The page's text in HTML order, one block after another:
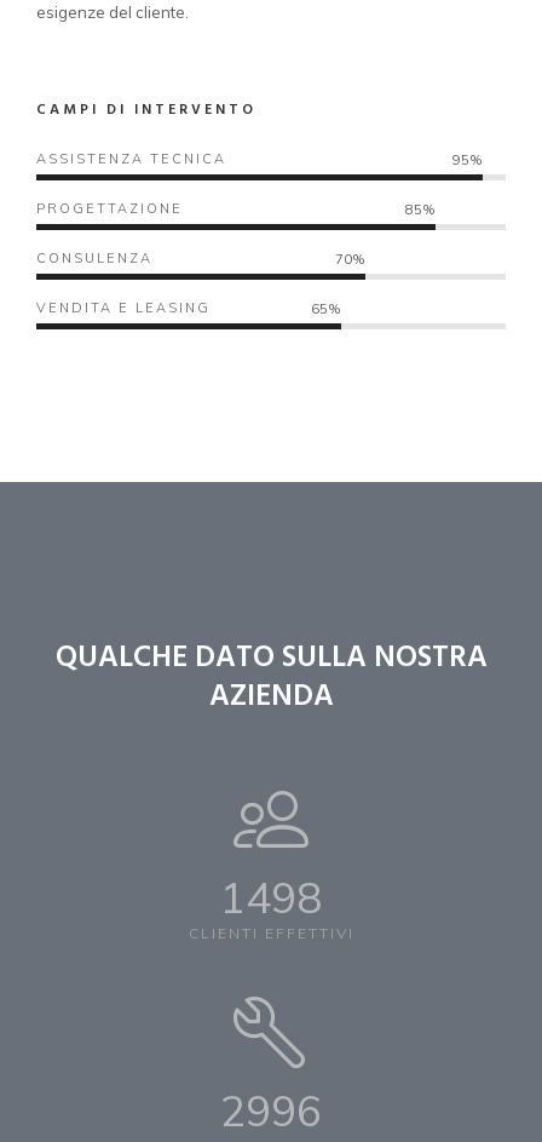
esigenze del cliente.
CAMPI DI INTERVENTO
ASSISTENZA TECNICA 95%
PROGETTAZIONE 85%
CONSULENZA 70%
VENDITA E LEASING 65%
QUALCHE DATO SULLA NOSTRA
AZIENDA
1500
CLIENTI EFFETTIVI
3000